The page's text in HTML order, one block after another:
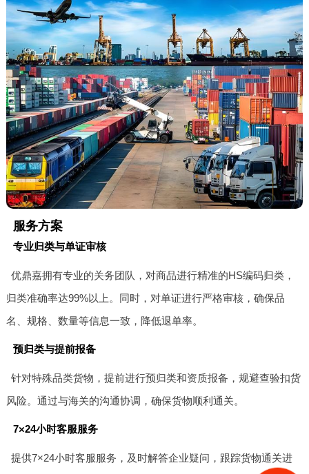
服务方案
专业归类与单证审核
优鼎嘉拥有专业的关务团队，对商品进行精准的HS编码归类，
归类准确率达99%以上。同时，对单证进行严格审核，确保品
名、规格、数量等信息一致，降低退单率。
预归类与提前报备
针对特殊品类货物，提前进行预归类和资质报备，规避查验扣货
风险。通过与海关的沟通协调，确保货物顺利通关。
7×24小时客服服务
提供7×24小时客服服务，及时解答企业疑问，跟踪货物通关进